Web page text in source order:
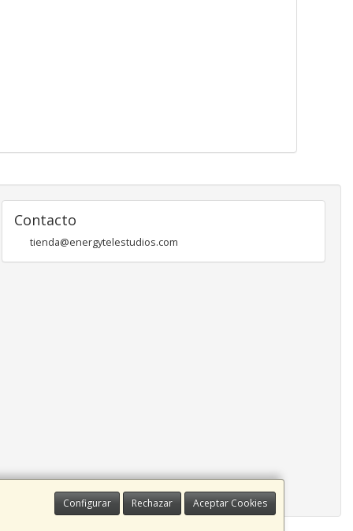
Configurar Rechazar Aceptar Cookies
Contacto
tienda@energytelestudios.com